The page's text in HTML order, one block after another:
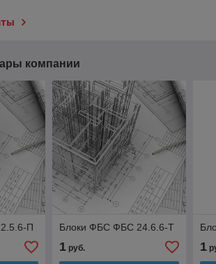
компании
П Блоки ФБС ФБС 24.6.6-Т
1руб. 1